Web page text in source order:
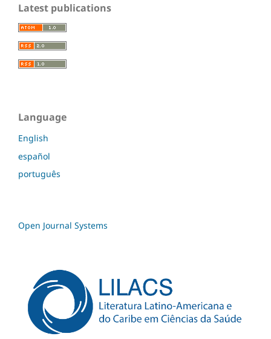
Latest publications
Language
English
español
português
Open Journal Systems